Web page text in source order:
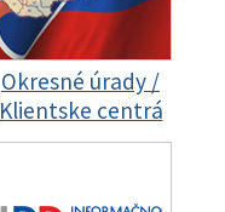
Okresné úrady /
Klientske centrá